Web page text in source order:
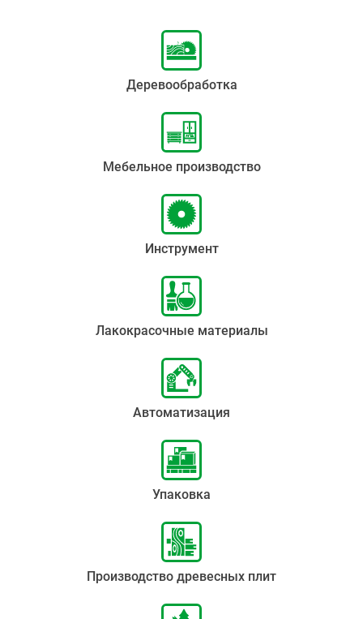
Деревообработка
Мебельное производство
Инструмент
Лакокрасочные материалы
Автоматизация
Упаковка
Производство древесных плит